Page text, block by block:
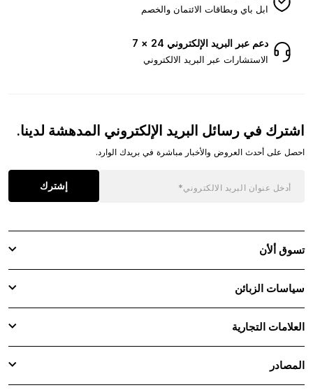
ابل باي وبطاقات الائتمان والخصم
دعم عبر البريد الإلكتروني 24 × 7
الاستشارات عبر البريد الالكتروني
اشترك في رسائل البريد الإلكتروني المدهشة لدينا.
احصل على أحدث العروض والأخبار مباشرة في بريدك الوارد.
إشترك
تسوق ألأن
سياسات الزبائن
العلامات التجارية
المصادر